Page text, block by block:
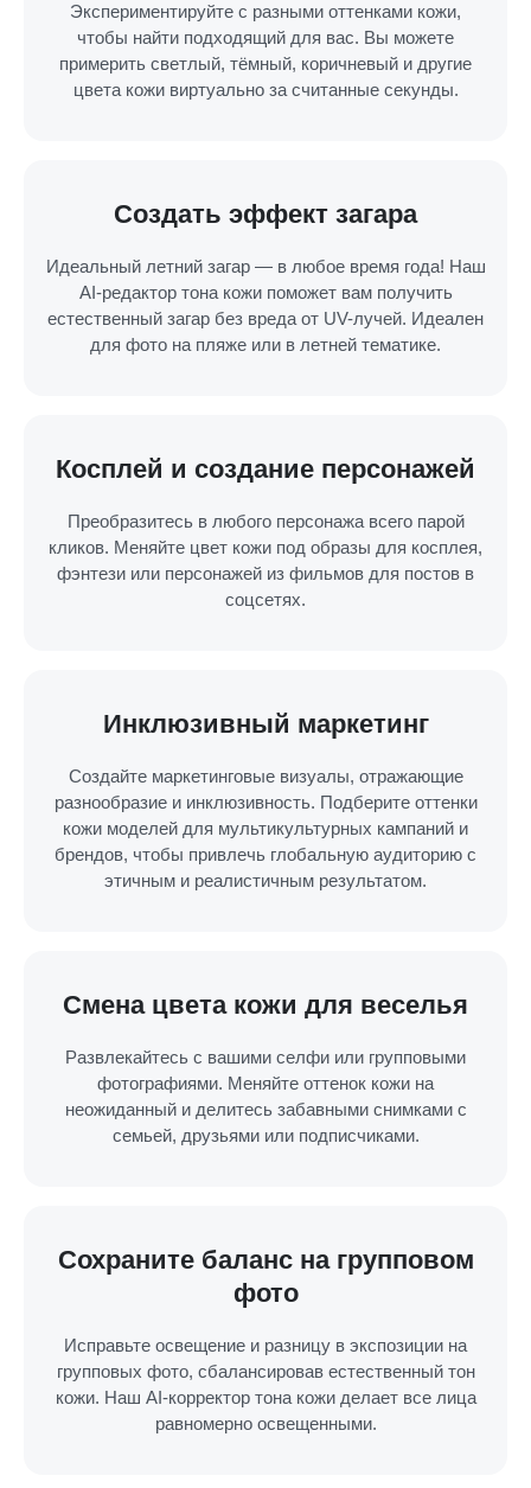
Экспериментируйте с разными оттенками кожи,
чтобы найти подходящий для вас. Вы можете
примерить светлый, тёмный, коричневый и другие
цвета кожи виртуально за считанные секунды.
Создать эффект загара
Идеальный летний загар — в любое время года! Наш
AI-редактор тона кожи поможет вам получить
естественный загар без вреда от UV-лучей. Идеален
для фото на пляже или в летней тематике.
Косплей и создание персонажей
Преобразитесь в любого персонажа всего парой
кликов. Меняйте цвет кожи под образы для косплея,
фэнтези или персонажей из фильмов для постов в
соцсетях.
Инклюзивный маркетинг
Создайте маркетинговые визуалы, отражающие
разнообразие и инклюзивность. Подберите оттенки
кожи моделей для мультикультурных кампаний и
брендов, чтобы привлечь глобальную аудиторию с
этичным и реалистичным результатом.
Смена цвета кожи для веселья
Развлекайтесь с вашими селфи или групповыми
фотографиями. Меняйте оттенок кожи на
неожиданный и делитесь забавными снимками с
семьей, друзьями или подписчиками.
Сохраните баланс на групповом
фото
Исправьте освещение и разницу в экспозиции на
групповых фото, сбалансировав естественный тон
кожи. Наш AI-корректор тона кожи делает все лица
равномерно освещенными.